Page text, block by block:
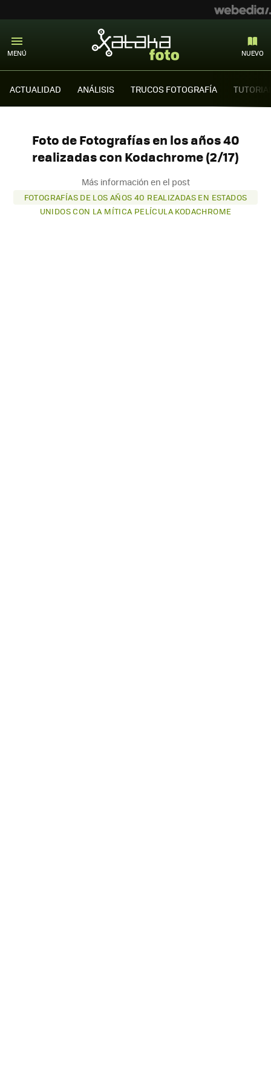
MENÚ NUEVO
ACTUALIDAD ANÁLISIS TRUCOS FOTOGRAFÍA
Foto de Fotografías en los años 40
realizadas con Kodachrome (2/17)
Más información en el post
FOTOGRAFÍAS DE LOS AÑOS 40 REALIZADAS EN ESTADOS
UNIDOS CON LA MÍTICA PELÍCULA KODACHROME